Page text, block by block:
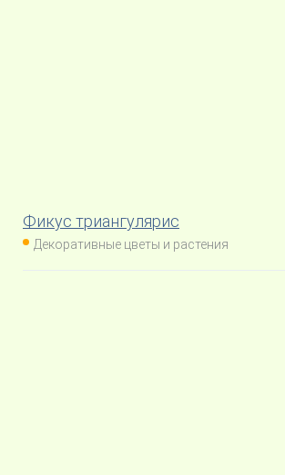
Фикус триангулярис
Декоративные цветы и растения